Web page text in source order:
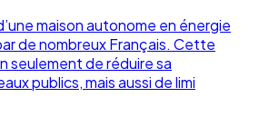
maison autonome en énergie
de nombreux Français. Cette
seulement de réduire sa
publics, mais aussi de limi